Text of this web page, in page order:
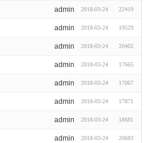
admin 2018-03-24 22419
admin 2018-03-24 19529
admin 2018-03-24 20402
admin 2018-03-24 17665
admin 2018-03-24 17067
admin 2018-03-24 17871
admin 2018-03-24 18681
admin 2018-03-24 20683